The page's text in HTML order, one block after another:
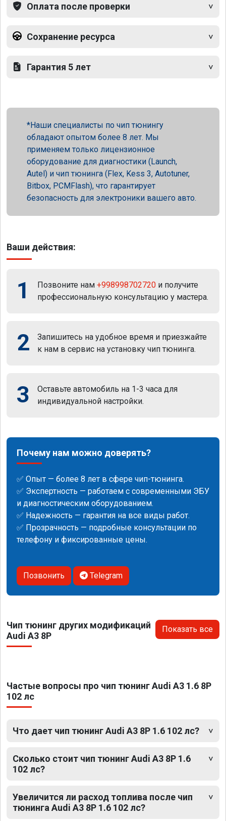
Оплата после проверки
Сохранение ресурса
Гарантия 5 лет
Наши специалисты по чип тюнингу
обладают опытом более 8 лет. Мы
применяем только лицензионное
оборудование для диагностики (Launch,
Autel) и чип тюнинга (Flex, Kess 3, Autotuner,
Bitbox, PCMFlash), что гарантирует
безопасность для электроники вашего авто.
Ваши действия:
1 Позвоните нам +998998702720 и получите
профессиональную консультацию у мастера.
2
Запишитесь на удобное время и приезжайте
к нам в сервис на установку чип тюнинга.
3
Оставьте автомобиль на 1-3 часа для
индивидуальной настройки.
Почему нам можно доверять?
✅ Опыт — более 8 лет в сфере чип-тюнинга.
✅ Экспертность — работаем с современными ЭБУ
и диагностическим оборудованием.
✅ Надежность — гарантия на все виды работ.
✅ Прозрачность — подробные консультации по
телефону и фиксированные цены.
Позвонить Telegram
Чип тюнинг других модификаций
Audi A3 8P
Показать все
Частые вопросы про чип тюнинг Audi A3 1.6 8P
102 лс
Что дает чип тюнинг Audi A3 8P 1.6 102 лс?
Сколько стоит чип тюнинг Audi A3 8P 1.6
102 лс?
Увеличится ли расход топлива после чип
тюнинга Audi A3 8P 1.6 102 лс?